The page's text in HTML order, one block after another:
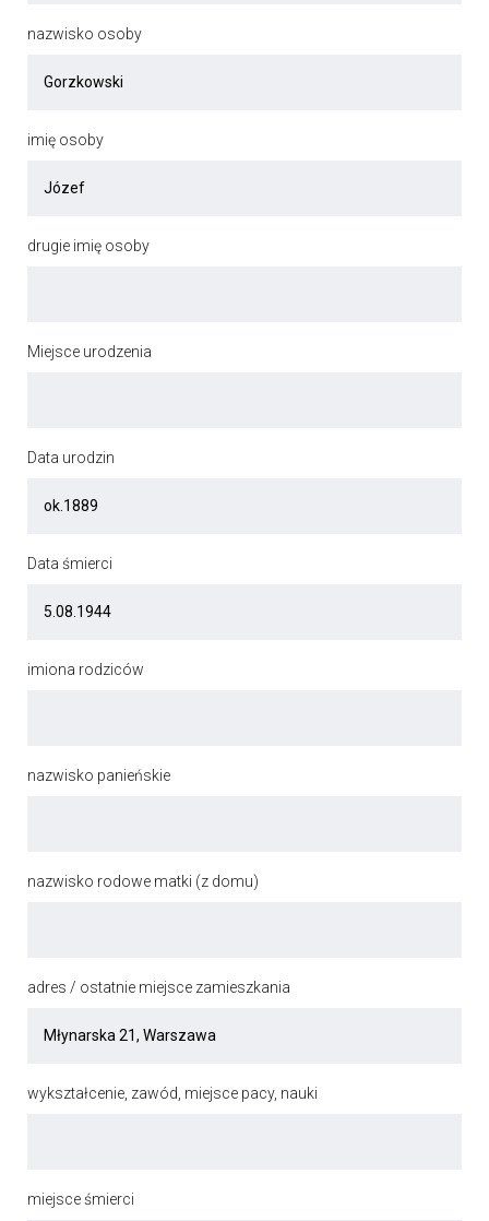
nazwisko osoby
imię osoby
drugie imię osoby
Miejsce urodzenia
Data urodzin
Data śmierci
imiona rodziców
nazwisko panieńskie
nazwisko rodowe matki (z domu)
adres / ostatnie miejsce zamieszkania
wykształcenie, zawód, miejsce pacy, nauki
miejsce śmierci